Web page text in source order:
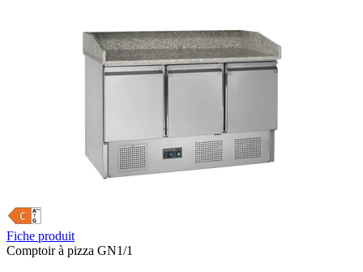
Fiche produit
Comptoir à pizza GN1/1